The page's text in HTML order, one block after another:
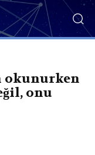
okunurken
onu